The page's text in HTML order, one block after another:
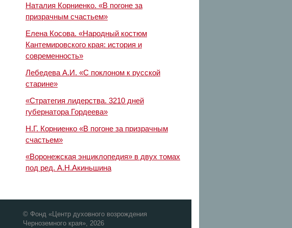
Наталия Корниенко. «В погоне за
призрачным счастьем»
Елена Косова. «Народный костюм
Кантемировского края: история и
современность»
Лебедева А.И. «С поклоном к русской
старине»
«Стратегия лидерства. 3210 дней
губернатора Гордеева»
Н.Г. Корниенко «В погоне за призрачным
счастьем»
«Воронежская энциклопедия» в двух томах
под ред. А.Н.Акиньшина
© Фонд «Центр духовного возрождения
Черноземного края», 2026